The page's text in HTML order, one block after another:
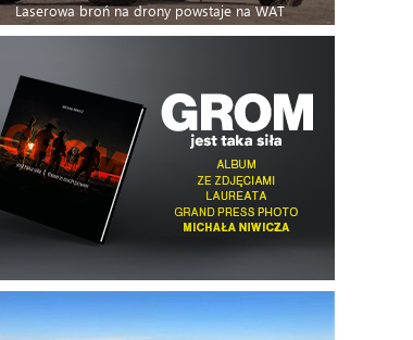
Laserowa broń na drony powstaje na WAT